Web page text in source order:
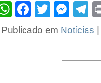
WhatsApp
Facebook
Twitter
Publicado em Notícias